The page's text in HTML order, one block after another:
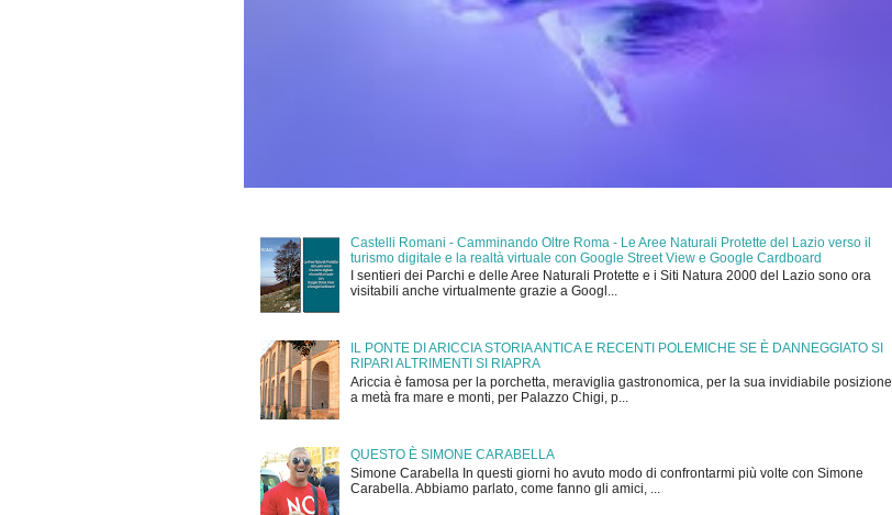
Castelli Romani - Camminando Oltre Roma - Le Aree Naturali Protette del Lazio verso il
turismo digitale e la realtà virtuale con Google Street View e Google Cardboard
I sentieri dei Parchi e delle Aree Naturali Protette e i Siti Natura 2000 del Lazio sono ora
visitabili anche virtualmente grazie a Googl...
IL PONTE DI ARICCIA STORIA ANTICA E RECENTI POLEMICHE SE È DANNEGGIATO SI
RIPARI ALTRIMENTI SI RIAPRA
Ariccia è famosa per la porchetta, meraviglia gastronomica, per la sua invidiabile posizione
a metà fra mare e monti, per Palazzo Chigi, p...
QUESTO È SIMONE CARABELLA
Simone Carabella In questi giorni ho avuto modo di confrontarmi più volte con Simone
Carabella. Abbiamo parlato, come fanno gli amici, ...